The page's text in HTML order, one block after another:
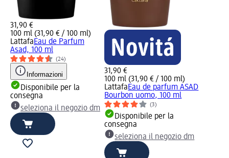
31,90 €
100 ml (31,90 € / 100 ml)
LattafaEau de Parfum
Asad, 100 ml
(24)
Informazioni
Disponibile per la
consegna
seleziona il negozio dm
31,90 €
100 ml (31,90 € / 100 ml)
LattafaEau de parfum ASAD
Bourbon uomo, 100 ml
(3)
Disponibile per la
consegna
seleziona il negozio dm